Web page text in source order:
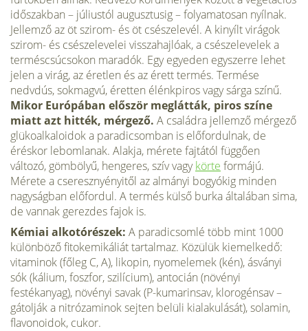
időszakban – júliustól augusztusig – folyamatosan nyílnak.
Jellemző az öt szirom- és öt csészelevél. A kinyílt virágok
szirom- és csészelevelei visszahajlóak, a csészelevelek a
terméscsúcsokon maradók. Egy egyeden egyszerre lehet
jelen a virág, az éretlen és az érett termés. Termése
nedvdús, sokmagvú, éretten élénkpiros vagy sárga színű.
Mikor Európában először meglátták, piros színe
miatt azt hitték, mérgező. A családra jellemző mérgező
glükoalkaloidok a paradicsomban is előfordulnak, de
éréskor lebomlanak. Alakja, mérete fajtától függően
változó, gömbölyű, hengeres, szív vagykörte formájú.
Mérete a cseresznyényitől az almányi bogyókig minden
nagyságban előfordul. A termés külső burka általában sima,
de vannak gerezdes fajok is.
Kémiai alkotórészek: A paradicsomlé több mint 1000
különböző fitokemikáliát tartal­maz. Közülük kiemelkedő:
vitaminok (főleg C, A), likopin, nyomelemek (kén), ásványi
sók (kálium, foszfor, szilícium), antocián (növényi
festékanyag), növényi savak (P-kumarinsav, klorogénsav –
gátolják a nitrózaminok sejten belüli kialakulását), solamin,
flavonoidok, cu­kor.